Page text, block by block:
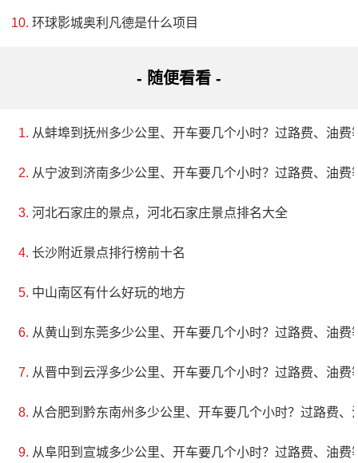
环球影城奥利凡德是什么项目
- 随便看看 -
从蚌埠到抚州多少公里、开车要几个小时？过路费、油费
从宁波到济南多少公里、开车要几个小时？过路费、油费
河北石家庄的景点，河北石家庄景点排名大全
长沙附近景点排行榜前十名
中山南区有什么好玩的地方
从黄山到东莞多少公里、开车要几个小时？过路费、油费
从晋中到云浮多少公里、开车要几个小时？过路费、油费
从合肥到黔东南州多少公里、开车要几个小时？过路费、
从阜阳到宣城多少公里、开车要几个小时？过路费、油费